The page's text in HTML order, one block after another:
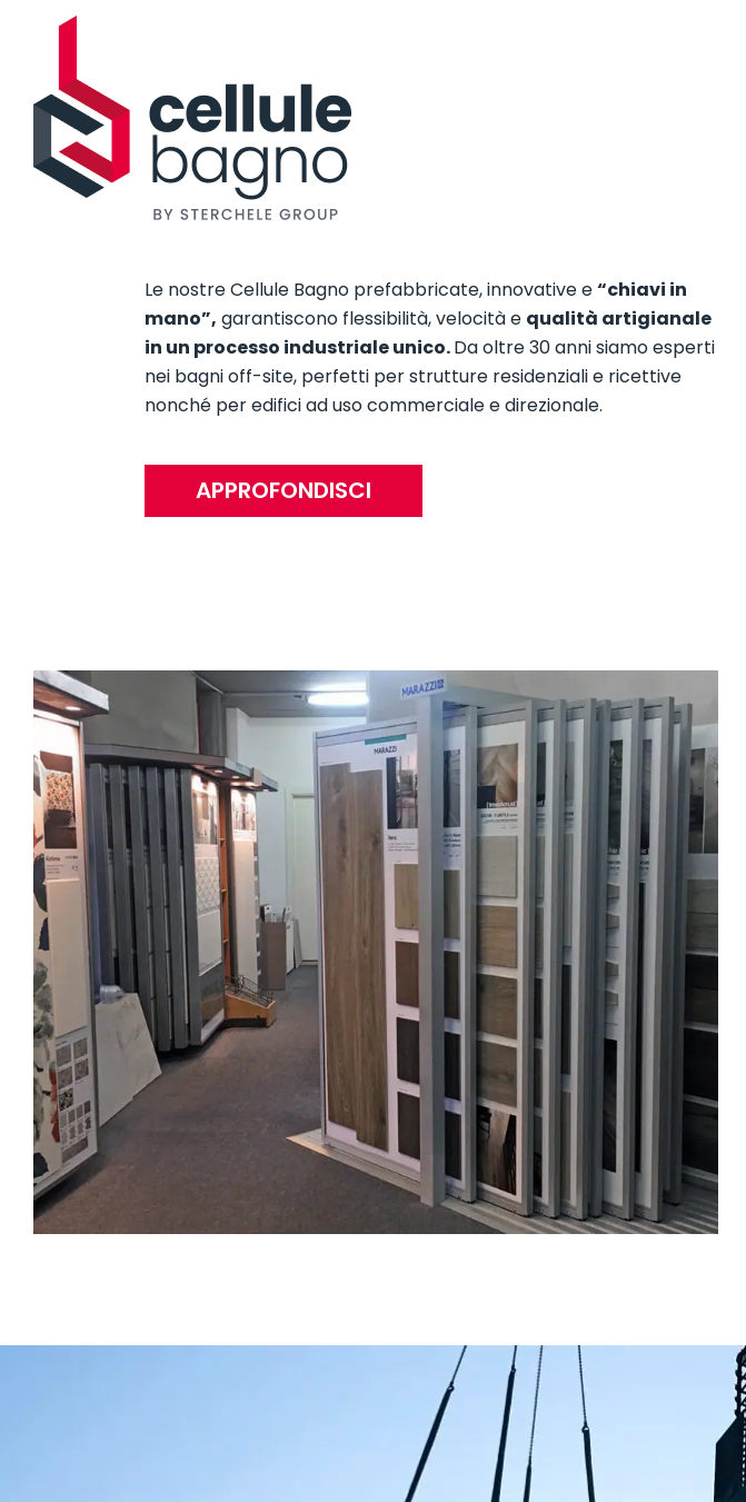
Le nostre Cellule Bagno prefabbricate, innovative e“chiavi in
mano”, garantiscono flessibilità, velocità e qualità artigianale
in un processo industriale unico.Da oltre 30 anni siamo esperti
nei bagni off-site, perfetti per strutture residenziali e ricettive
nonché per edifici ad uso commerciale e direzionale.
APPROFONDISCI